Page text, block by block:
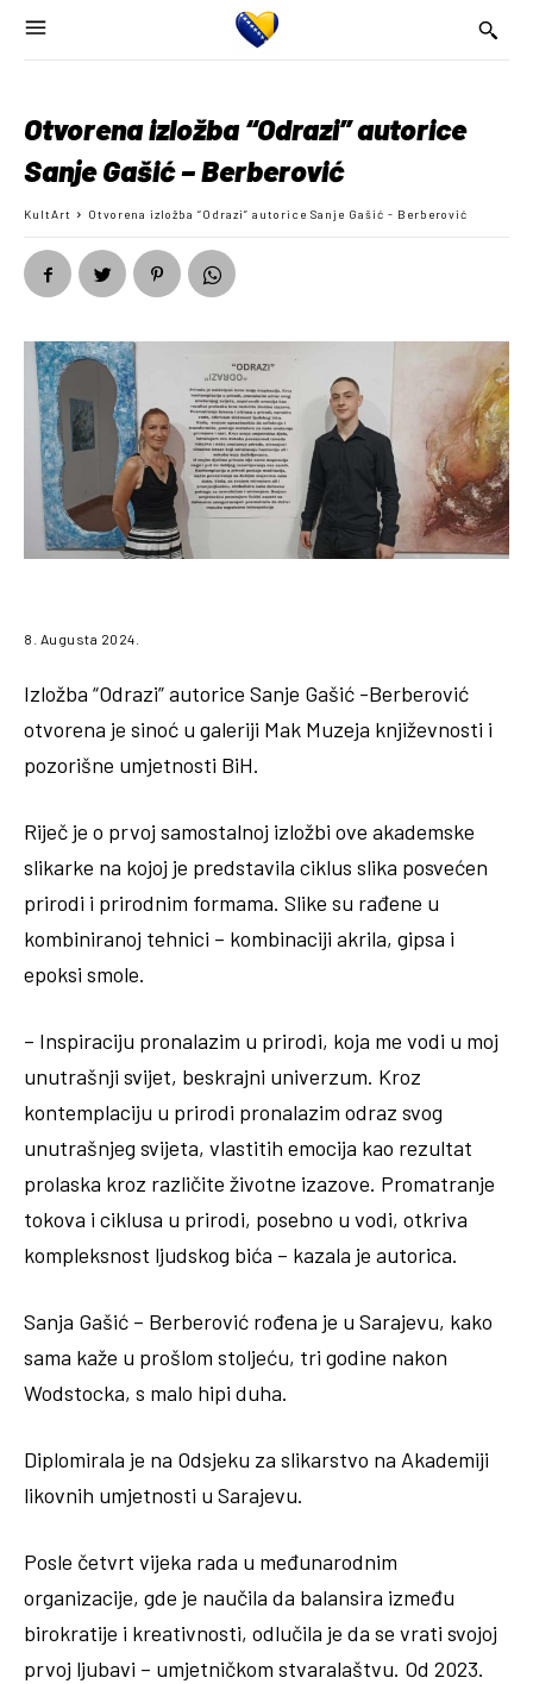
Otvorena izložba “Odrazi” autorice
Sanje Gašić – Berberović
KultArt Otvorena izložba “Odrazi” autorice Sanje Gašić - Berberović
8. Augusta 2024.
Izložba “Odrazi” autorice Sanje Gašić -Berberović
otvorena je sinoć u galeriji Mak Muzeja književnosti i
pozorišne umjetnosti BiH.
Riječ je o prvoj samostalnoj izložbi ove akademske
slikarke na kojoj je predstavila ciklus slika posvećen
prirodi i prirodnim formama. Slike su rađene u
kombiniranoj tehnici – kombinaciji akrila, gipsa i
epoksi smole.
– Inspiraciju pronalazim u prirodi, koja me vodi u moj
unutrašnji svijet, beskrajni univerzum. Kroz
kontemplaciju u prirodi pronalazim odraz svog
unutrašnjeg svijeta, vlastitih emocija kao rezultat
prolaska kroz različite životne izazove. Promatranje
tokova i ciklusa u prirodi, posebno u vodi, otkriva
kompleksnost ljudskog bića – kazala je autorica.
Sanja Gašić – Berberović rođena je u Sarajevu, kako
sama kaže u prošlom stoljeću, tri godine nakon
Wodstocka, s malo hipi duha.
Diplomirala je na Odsjeku za slikarstvo na Akademiji
likovnih umjetnosti u Sarajevu.
Posle četvrt vijeka rada u međunarodnim
organizacije, gde je naučila da balansira između
birokratije i kreativnosti, odlučila je da se vrati svojoj
prvoj ljubavi – umjetničkom stvaralaštvu. Od 2023.